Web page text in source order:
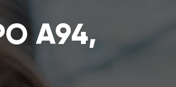
A94,